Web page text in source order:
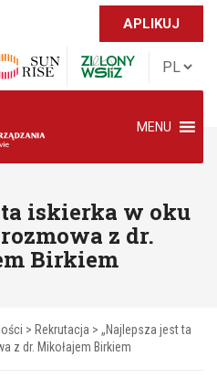
APLIKUJ
MENU
ta iskierka w oku
z dr.
Birkiem
> Rekrutacja > „Najlepsza jest ta
z dr. Mikołajem Birkiem